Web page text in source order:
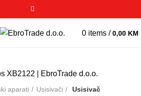
0 items / 0,00 KM
aparati Usisivači
Usisivač